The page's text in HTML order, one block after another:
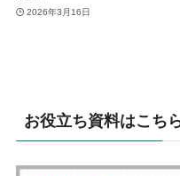
2026年3月16日
お役立ち資料はこち